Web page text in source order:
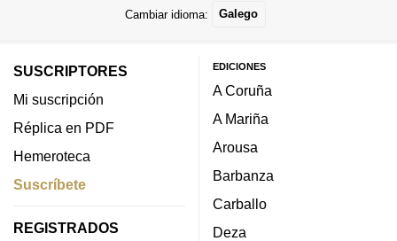
Cambiar idioma: Galego
SUSCRIPTORES
Mi suscripción
Réplica en PDF
Hemeroteca
Suscríbete
REGISTRADOS
EDICIONES
A Coruña
A Mariña
Arousa
Barbanza
Carballo
Deza